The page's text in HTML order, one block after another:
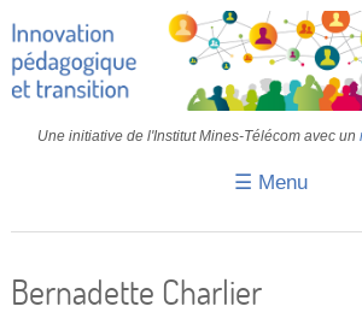
Une initiative de l'Institut Mines-Télécom avec un
☰ Menu
Bernadette Charlier